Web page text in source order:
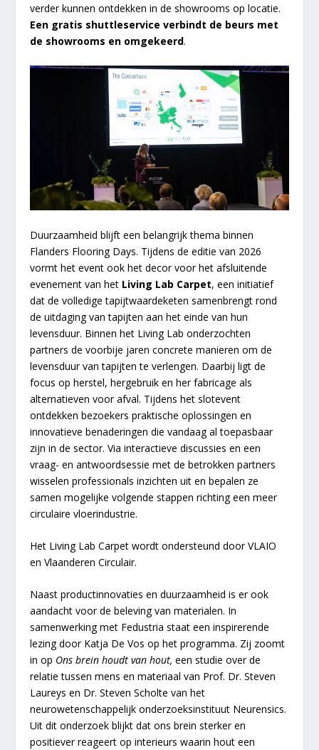
verder kunnen ontdekken in de showrooms op locatie.
Een gratis shuttleservice verbindt de beurs met
de showrooms en omgekeerd.
Duurzaamheid blijft een belangrijk thema binnen
Flanders Flooring Days. Tijdens de editie van 2026
vormt het event ook het decor voor het afsluitende
evenement van het Living Lab Carpet, een initiatief
dat de volledige tapijtwaardeketen samenbrengt rond
de uitdaging van tapijten aan het einde van hun
levensduur. Binnen het Living Lab onderzochten
partners de voorbije jaren concrete manieren om de
levensduur van tapijten te verlengen. Daarbij ligt de
focus op herstel, hergebruik en her fabricage als
alternatieven voor afval. Tijdens het slotevent
ontdekken bezoekers praktische oplossingen en
innovatieve benaderingen die vandaag al toepasbaar
zijn in de sector. Via interactieve discussies en een
vraag- en antwoordsessie met de betrokken partners
wisselen professionals inzichten uit en bepalen ze
samen mogelijke volgende stappen richting een meer
circulaire vloerindustrie.
Het Living Lab Carpet wordt ondersteund door VLAIO
en Vlaanderen Circulair.
Naast productinnovaties en duurzaamheid is er ook
aandacht voor de beleving van materialen. In
samenwerking met Fedustria staat een inspirerende
lezing door Katja De Vos op het programma. Zij zoomt
in op Ons brein houdt van hout,een studie over de
relatie tussen mens en materiaal van Prof. Dr. Steven
Laureys en Dr. Steven Scholte van het
neurowetenschappelijk onderzoeksinstituut Neurensics.
Uit dit onderzoek blijkt dat ons brein sterker en
positiever reageert op interieurs waarin hout een